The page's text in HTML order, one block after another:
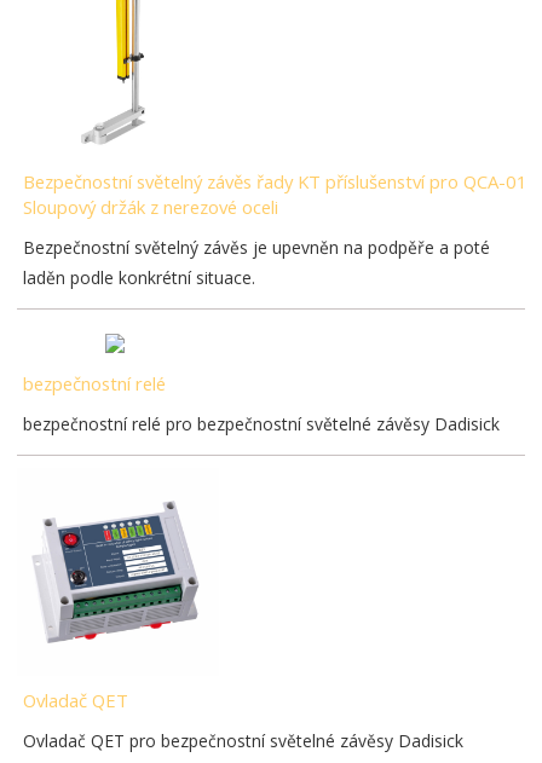
Bezpečnostní světelný závěs řady KT příslušenství pro QCA-01
Sloupový držák z nerezové oceli
Bezpečnostní světelný závěs je upevněn na podpěře a poté
laděn podle konkrétní situace.
bezpečnostní relé
bezpečnostní relé pro bezpečnostní světelné závěsy Dadisick
Ovladač QET
Ovladač QET pro bezpečnostní světelné závěsy Dadisick